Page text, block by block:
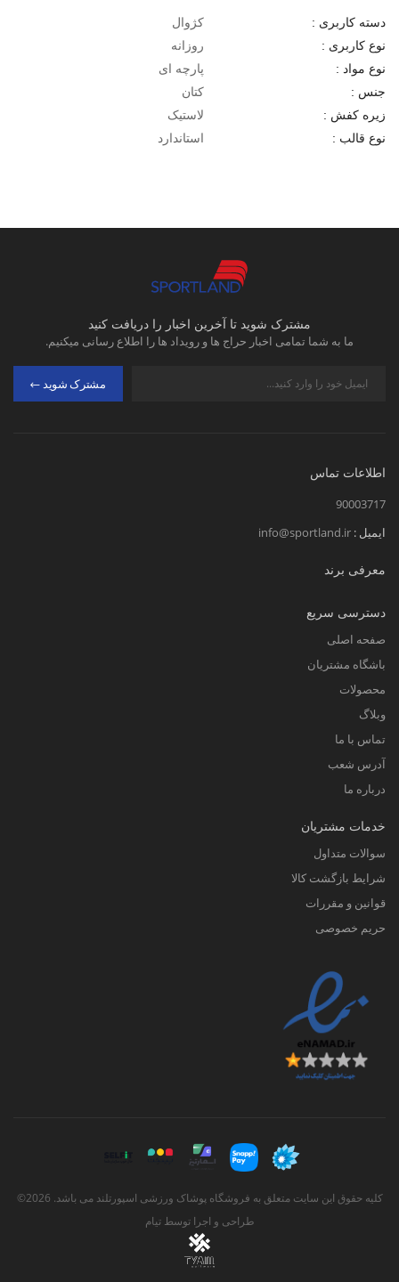
دسته کاربری : کژوال
نوع کاربری : روزانه
نوع مواد : پارچه ای
جنس : کتان
زیره کفش : لاستیک
نوع قالب : استاندارد
مشترک شوید تا آخرین اخبار را دریافت کنید
ما به شما تمامی اخبار حراج ها و رویداد ها را اطلاع رسانی میکنیم.
مشترک شوید
اطلاعات تماس
90003717
ایمیل : info@sportland.ir
معرفی برند
دسترسی سریع
صفحه اصلی
باشگاه مشتریان
محصولات
وبلاگ
تماس با ما
آدرس شعب
درباره ما
خدمات مشتریان
سوالات متداول
شرایط بازگشت کالا
قوانین و مقررات
حریم خصوصی
کلیه حقوق این سایت متعلق به فروشگاه پوشاک ورزشی اسپورتلند می باشد. 2026©
طراحی و اجرا توسطتیام